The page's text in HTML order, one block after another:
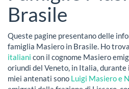
Brasile
Queste pagine presentano delle
famiglia Masiero in Brasile. Ho
italiani con il cognome Masiero
oriundi del Veneto, in Italia,
miei antenati sono Luigi Masiero e